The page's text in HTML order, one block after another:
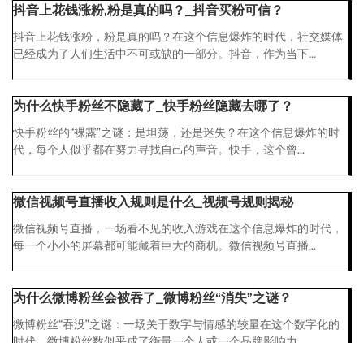
抖音上花钱涨粉,粉是真的吗？_抖音买粉可信？
抖音上花钱涨粉，粉是真的吗？在这个信息爆炸的时代，社交媒体
已经成为了人们生活中不可或缺的一部分。抖音，作为当下...
为什么快手粉丝不隐藏了_快手粉丝隐藏去哪了？
快手粉丝的“裸露”之谜：是坦荡，还是迷失？在这个信息爆炸的时
代，每个人似乎都在努力寻找自己的声音。快手，这个曾...
微信视频号直播收入规则是什么_视频号规则揭秘
微信视频号直播，一场看不见的收入游戏在这个信息爆炸的时代，
每一个小小的屏幕都可能藏着巨大的商机。微信视频号直播...
为什么微博粉丝会被吞了_微博粉丝“消失”之谜？
微博粉丝“吞没”之谜：一场关于数字与情感的较量在这个数字化的